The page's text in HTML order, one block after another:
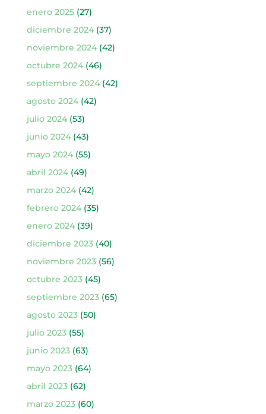
enero 2025(27)
diciembre 2024(37)
noviembre 2024(42)
octubre 2024(46)
septiembre 2024(42)
agosto 2024(42)
julio 2024(53)
junio 2024(43)
mayo 2024(55)
abril 2024(49)
marzo 2024(42)
febrero 2024(35)
enero 2024(39)
diciembre 2023(40)
noviembre 2023(56)
octubre 2023(45)
septiembre 2023(65)
agosto 2023(50)
julio 2023(55)
junio 2023(63)
mayo 2023(64)
abril 2023(62)
marzo 2023(60)